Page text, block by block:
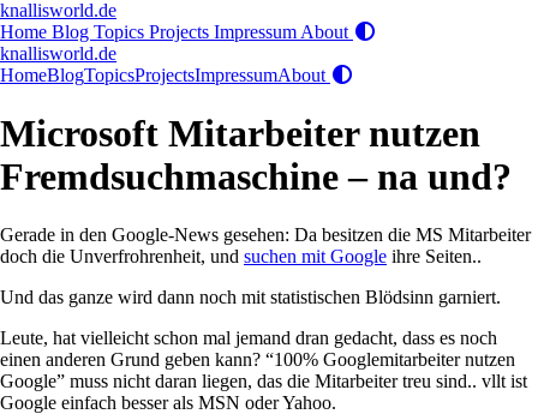
knallisworld.de
Home Blog Topics Projects Impressum About
knallisworld.de
HomeBlogTopicsProjectsImpressumAbout
Microsoft Mitarbeiter nutzen
Fremdsuchmaschine – na und?
Gerade in den Google-News gesehen: Da besitzen die MS Mitarbeiter
doch die Unverfrohrenheit, und suchen mit Google ihre Seiten..
Und das ganze wird dann noch mit statistischen Blödsinn garniert.
Leute, hat vielleicht schon mal jemand dran gedacht, dass es noch
einen anderen Grund geben kann? “100% Googlemitarbeiter nutzen
Google” muss nicht daran liegen, das die Mitarbeiter treu sind.. vllt ist
Google einfach besser als MSN oder Yahoo.